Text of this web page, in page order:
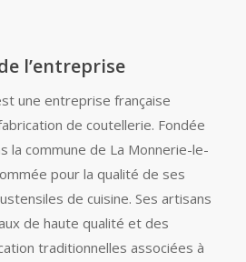
l’entreprise
une entreprise française
de coutellerie. Fondée
la commune de La Monnerie-le-
pour la qualité de ses
de cuisine. Ses artisans
de haute qualité et des
traditionnelles associées à